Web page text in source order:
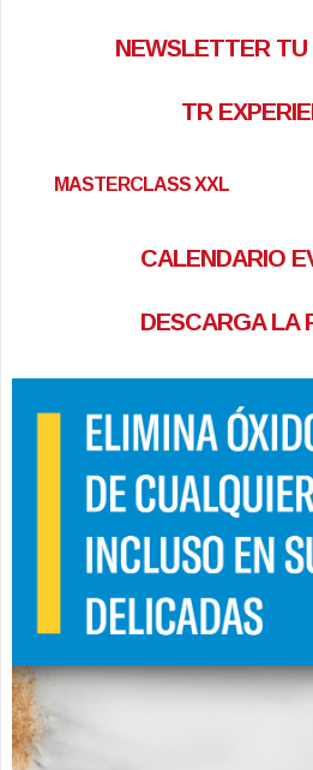
NEWSLETTER TU
TR
MASTERCLASS XXL
CALENDARIO
DESCARGA LA